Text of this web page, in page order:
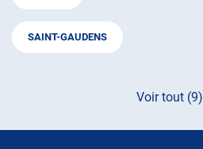
SAINT-GAUDENS
Voir tout (9)
de
de